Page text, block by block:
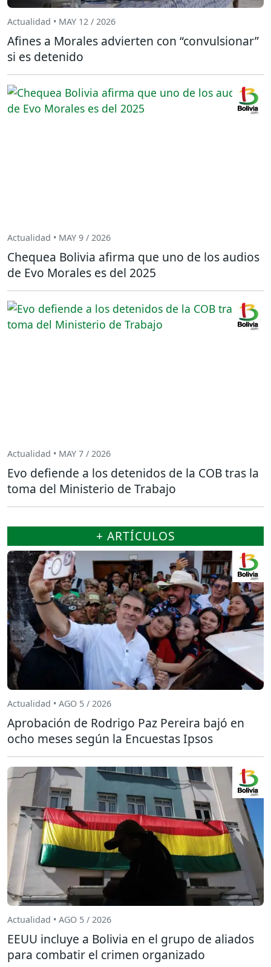
Actualidad • MAY 12 / 2026
Afines a Morales advierten con “convulsionar”
si es detenido
Actualidad • MAY 9 / 2026
Chequea Bolivia afirma que uno de los audios
de Evo Morales es del 2025
Actualidad • MAY 7 / 2026
Evo defiende a los detenidos de la COB tras la
toma del Ministerio de Trabajo
+ ARTÍCULOS
Actualidad • AGO 5 / 2026
Aprobación de Rodrigo Paz Pereira bajó en
ocho meses según la Encuestas Ipsos
Actualidad • AGO 5 / 2026
EEUU incluye a Bolivia en el grupo de aliados
para combatir el crimen organizado